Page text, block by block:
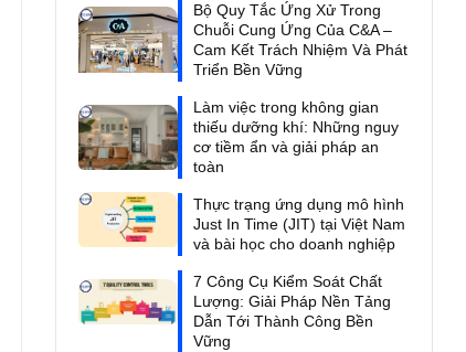
Bộ Quy Tắc Ứng Xử Trong
Chuỗi Cung Ứng Của C&A –
Cam Kết Trách Nhiệm Và Phát
Triển Bền Vững
Làm việc trong không gian
thiếu dưỡng khí: Những nguy
cơ tiềm ẩn và giải pháp an
toàn
Thực trạng ứng dụng mô hình
Just In Time (JIT) tại Việt Nam
và bài học cho doanh nghiệp
7 Công Cụ Kiểm Soát Chất
Lượng: Giải Pháp Nền Tảng
Dẫn Tới Thành Công Bền
Vững